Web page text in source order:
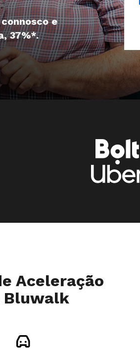
e
37%*.
Aceleração
Bluwalk